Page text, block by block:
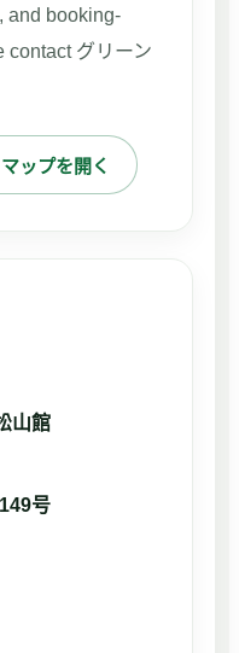
and booking-
contact グリーン
ップを開く
山館
号